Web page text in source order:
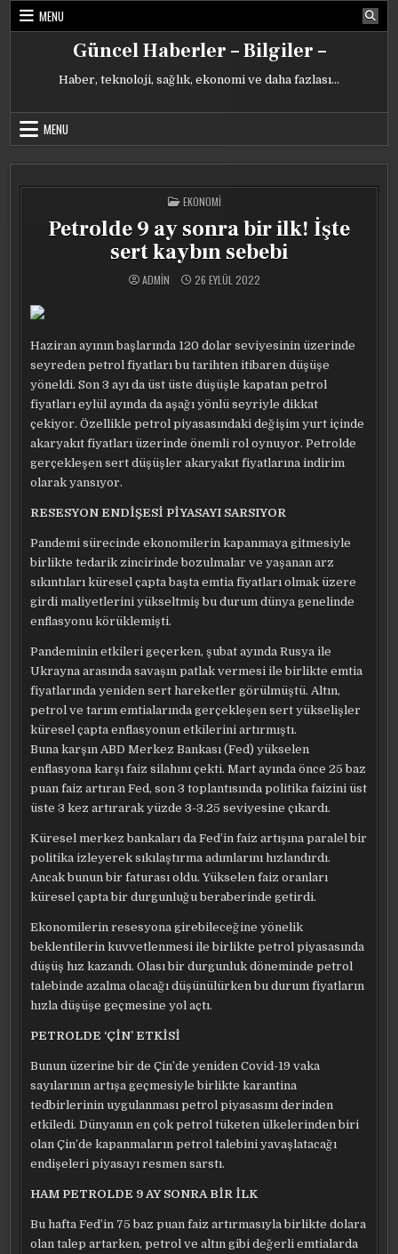
Skip
MENU
Güncel Haberler – Bilgiler –
Haber, teknoloji, sağlık, ekonomi ve daha fazlası…
MENU
POSTED
IN
EKONOMI
Petrolde 9 ay sonra bir ilk! İşte
sert kaybın sebebi
ADMIN 26 EYLÜL 2022
Haziran ayının başlarında 120 dolar seviyesinin üzerinde
seyreden petrol fiyatları bu tarihten itibaren düşüşe
yöneldi. Son 3 ayı da üst üste düşüşle kapatan petrol
fiyatları eylül ayında da aşağı yönlü seyriyle dikkat
çekiyor. Özellikle petrol piyasasındaki değişim yurt içinde
akaryakıt fiyatları üzerinde önemli rol oynuyor. Petrolde
gerçekleşen sert düşüşler akaryakıt fiyatlarına indirim
olarak yansıyor.
RESESYON ENDİŞESİ PİYASAYI SARSIYOR
Pandemi sürecinde ekonomilerin kapanmaya gitmesiyle
birlikte tedarik zincirinde bozulmalar ve yaşanan arz
sıkıntıları küresel çapta başta emtia fiyatları olmak üzere
girdi maliyetlerini yükseltmiş bu durum dünya genelinde
enflasyonu körüklemişti.
Pandeminin etkileri geçerken, şubat ayında Rusya ile
Ukrayna arasında savaşın patlak vermesi ile birlikte emtia
fiyatlarında yeniden sert hareketler görülmüştü. Altın,
petrol ve tarım emtialarında gerçekleşen sert yükselişler
küresel çapta enflasyonun etkilerini artırmıştı.
Buna karşın ABD Merkez Bankası (Fed) yükselen
enflasyona karşı faiz silahını çekti. Mart ayında önce 25 baz
puan faiz artıran Fed, son 3 toplantısında politika faizini üst
üste 3 kez artırarak yüzde 3-3.25 seviyesine çıkardı.
Küresel merkez bankaları da Fed’in faiz artışına paralel bir
politika izleyerek sıkılaştırma adımlarını hızlandırdı.
Ancak bunun bir faturası oldu. Yükselen faiz oranları
küresel çapta bir durgunluğu beraberinde getirdi.
Ekonomilerin resesyona girebileceğine yönelik
beklentilerin kuvvetlenmesi ile birlikte petrol piyasasında
düşüş hız kazandı. Olası bir durgunluk döneminde petrol
talebinde azalma olacağı düşünülürken bu durum fiyatların
hızla düşüşe geçmesine yol açtı.
PETROLDE ‘ÇİN’ ETKİSİ
Bunun üzerine bir de Çin’de yeniden Covid-19 vaka
sayılarının artışa geçmesiyle birlikte karantina
tedbirlerinin uygulanması petrol piyasasını derinden
etkiledi. Dünyanın en çok petrol tüketen ülkelerinden biri
olan Çin’de kapanmaların petrol talebini yavaşlatacağı
endişeleri piyasayı resmen sarstı.
HAM PETROLDE 9 AY SONRA BİR İLK
Bu hafta Fed’in 75 baz puan faiz artırmasıyla birlikte dolara
olan talep artarken, petrol ve altın gibi değerli emtialarda